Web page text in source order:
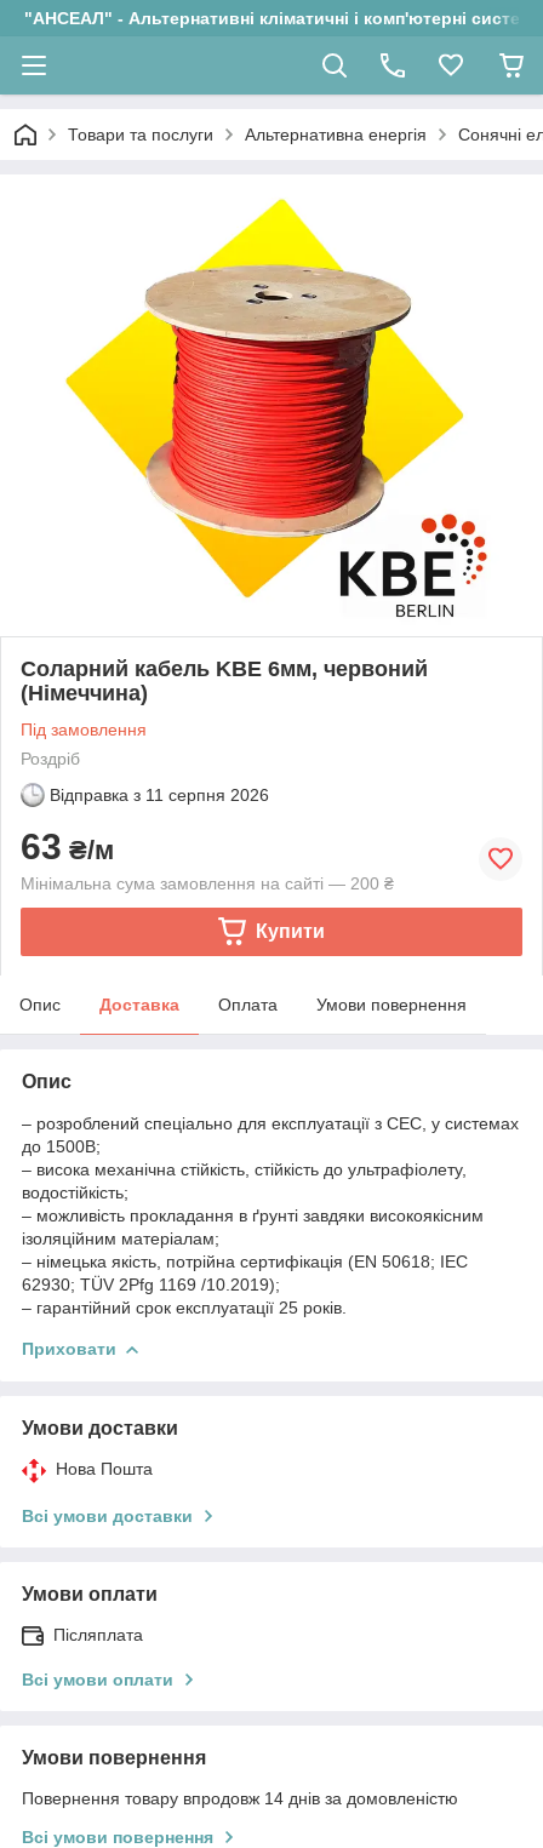
"АНСЕАЛ" - Альтернативні кліматичні і комп'ютерні системи
Товари та послуги Альтернативна енергія Сонячні
Соларний кабель KBE 6мм, червоний
(Німеччина)
Під замовлення
Роздріб
Відправка з 11 серпня 2026
63 ₴/м
Мінімальна сума замовлення на сайті — 200 ₴
Купити
Опис Доставка Оплата Умови повернення
Опис
– розроблений спеціально для експлуатації з СЕС, у системах
до 1500В;
– висока механічна стійкість, стійкість до ультрафіолету,
водостійкість;
– можливість прокладання в ґрунті завдяки високоякісним
ізоляційним матеріалам;
– німецька якість, потрійна сертифікація (EN 50618; IEC
62930; TÜV 2Pfg 1169 /10.2019);
– гарантійний срок експлуатації 25 років.
Приховати
Умови доставки
Нова Пошта
Всі умови доставки
Умови оплати
Післяплата
Всі умови оплати
Умови повернення
Повернення товару впродовж 14 днів за домовленістю
Всі умови повернення